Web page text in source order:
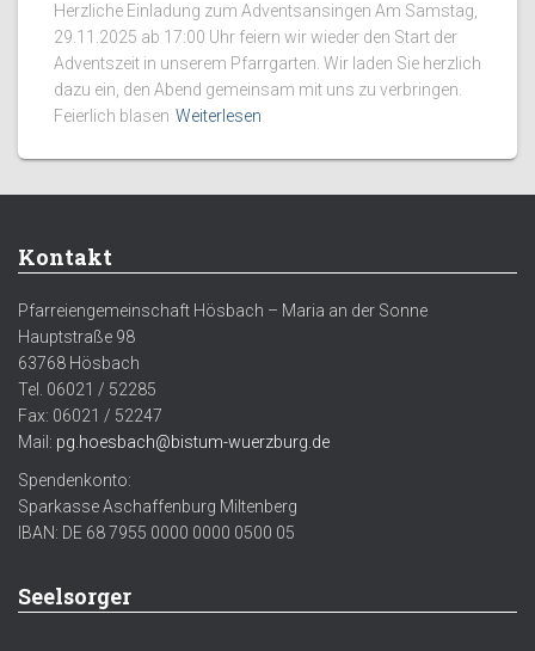
Herzliche Einladung zum Adventsansingen Am Samstag,
29.11.2025 ab 17:00 Uhr feiern wir wieder den Start der
Adventszeit in unserem Pfarrgarten. Wir laden Sie herzlich
dazu ein, den Abend gemeinsam mit uns zu verbringen.
Feierlich blasen Weiterlesen
Kontakt
Pfarreiengemeinschaft Hösbach – Maria an der Sonne
Hauptstraße 98
63768 Hösbach
Tel. 06021 / 52285
Fax: 06021 / 52247
Mail: pg.hoesbach@bistum-wuerzburg.de
Spendenkonto:
Sparkasse Aschaffenburg Miltenberg
IBAN: DE 68 7955 0000 0000 0500 05
Seelsorger